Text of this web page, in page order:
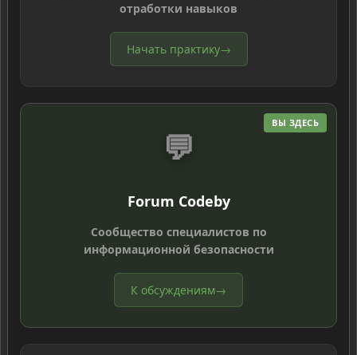
отработки навыков
Начать практику→
ВЫ ЗДЕСЬ
💬
Forum Codeby
Сообщество специалистов по
информационной безопасности
К обсуждениям→